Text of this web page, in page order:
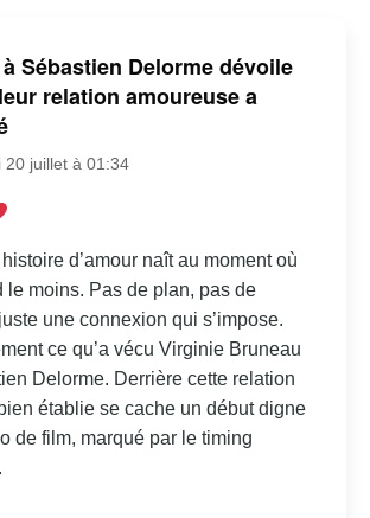
Sébastien Delorme dévoile
relation amoureuse a
20 juillet à 01:34
d’amour naît au moment où
le moins. Pas de plan, pas de
une connexion qui s’impose.
ce qu’a vécu Virginie Bruneau
Delorme. Derrière cette relation
établie se cache un début digne
de film, marqué par le timing